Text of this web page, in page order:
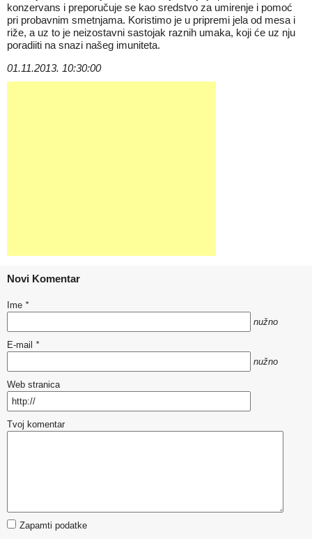
konzervans i preporučuje se kao sredstvo za umirenje i pomoć
pri probavnim smetnjama. Koristimo je u pripremi jela od mesa i
riže, a uz to je neizostavni sastojak raznih umaka, koji će uz nju
poradiiti na snazi našeg imuniteta.
01.11.2013. 10:30:00
Novi Komentar
Ime *
nužno
E-mail *
nužno
Web stranica
Tvoj komentar
Zapamti podatke